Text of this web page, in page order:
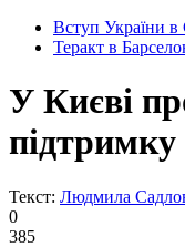
Вступ України
Теракт в
У Києві
підтримку
Текст: Людмила
0
385